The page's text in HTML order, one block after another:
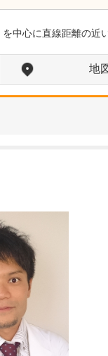
を中心に直線距離の近
地
沖縄県那覇市
一銀内科胃
内視鏡検
患者さんの